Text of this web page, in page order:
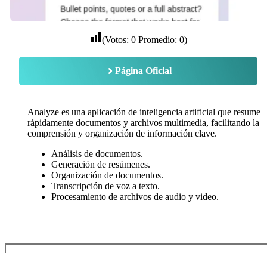
(Votos: 0Promedio: 0)
Página Oficial
Analyze es una aplicación de inteligencia artificial que resume
rápidamente documentos y archivos multimedia, facilitando la
comprensión y organización de información clave.
Análisis de documentos.
Generación de resúmenes.
Organización de documentos.
Transcripción de voz a texto.
Procesamiento de archivos de audio y video.